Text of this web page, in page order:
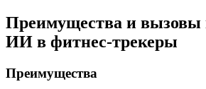
Преимущества и вызовы
ИИ в фитнес-трекеры
Преимущества